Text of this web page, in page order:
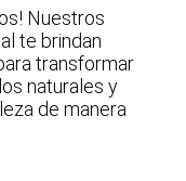
Nuestros
te brindan
transformar
naturales y
de manera